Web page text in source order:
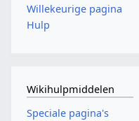
Willekeurige pagina
Hulp
Wikihulpmiddelen
Speciale pagina's